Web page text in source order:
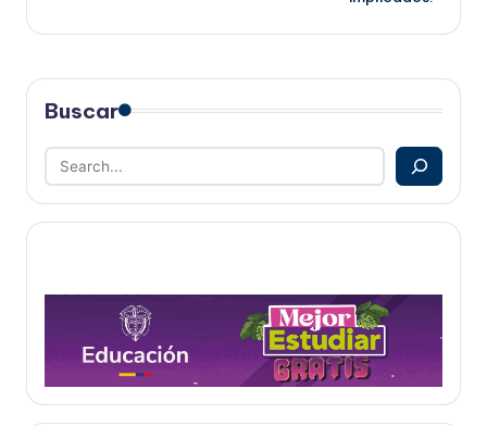
Buscar